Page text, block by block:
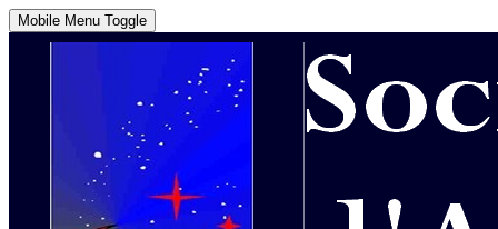
Mobile Menu Toggle